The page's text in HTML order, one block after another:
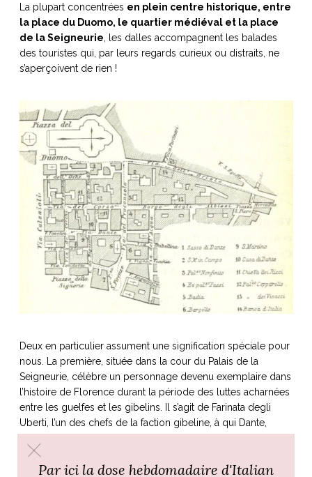
La plupart concentrées en plein centre historique, entre
la place du Duomo, le quartier médiéval et la place
de la Seigneurie , les dalles accompagnent les balades
des touristes qui, par leurs regards curieux ou distraits, ne
s’aperçoivent de rien !
Deux en particulier assument une signification spéciale pour
nous. La première, située dans la cour du Palais de la
Seigneurie, célèbre un personnage devenu exemplaire dans
l’histoire de Florence durant la période des luttes acharnées
entre les guelfes et les gibelins. Il s’agit de Farinata degli
Uberti, l’un des chefs de la faction gibeline, à qui Dante,
hommage en lui
destruction que ses compagnons gibelins avaitdécrété
Par ici la dose hebdomadaire d'Italian